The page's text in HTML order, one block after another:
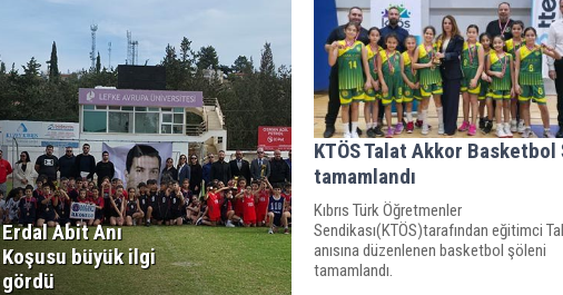
Erdal Abit Anı
Koşusu büyük ilgi
gördü
KTÖS Talat Akkor Basketbol
tamamlandı
Kıbrıs Türk Öğretmenler
Sendikası(KTÖS)tarafından eğitimci
anısına düzenlenen basketbol şöleni
tamamlandı.